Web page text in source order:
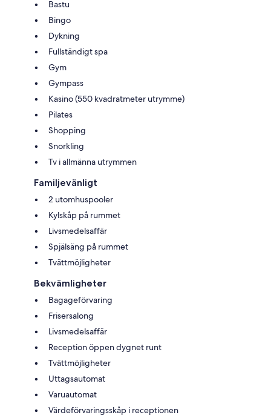
Bastu
Bingo
Dykning
Fullständigt spa
Gym
Gympass
Kasino (550 kvadratmeter utrymme)
Pilates
Shopping
Snorkling
Tv i allmänna utrymmen
Familjevänligt
2 utomhuspooler
Kylskåp på rummet
Livsmedelsaffär
Spjälsäng på rummet
Tvättmöjligheter
Bekvämligheter
Bagageförvaring
Frisersalong
Livsmedelsaffär
Reception öppen dygnet runt
Tvättmöjligheter
Uttagsautomat
Varuautomat
Värdeförvaringsskåp i receptionen